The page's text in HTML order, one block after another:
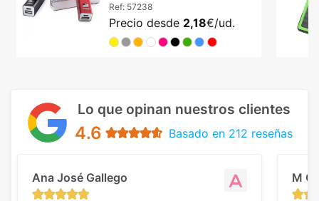
Ref: 57238
Precio desde 2,18€/ud.
Lo que opinan nuestros clientes
4.6 Basado en 212 reseñas
Ana José Gallego M C